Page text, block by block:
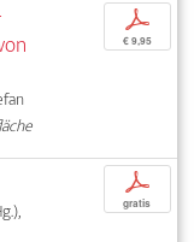
p
€ 9,95
p
gratis